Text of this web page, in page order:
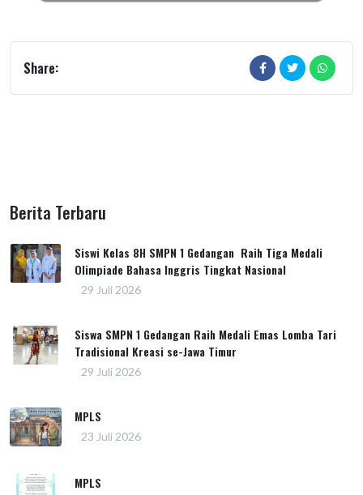
Share:
Berita Terbaru
Siswi Kelas 8H SMPN 1 Gedangan Raih Tiga Medali
Olimpiade Bahasa Inggris Tingkat Nasional
29 Juli 2026
Siswa SMPN 1 Gedangan Raih Medali Emas Lomba Tari
Tradisional Kreasi se-Jawa Timur
29 Juli 2026
MPLS
23 Juli 2026
MPLS